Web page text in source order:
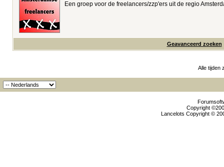
Een groep voor de freelancers/zzp'ers uit de regio
Geavanceerd zoeken
Alle tijden
Copyright
Lancelots Copyright ©